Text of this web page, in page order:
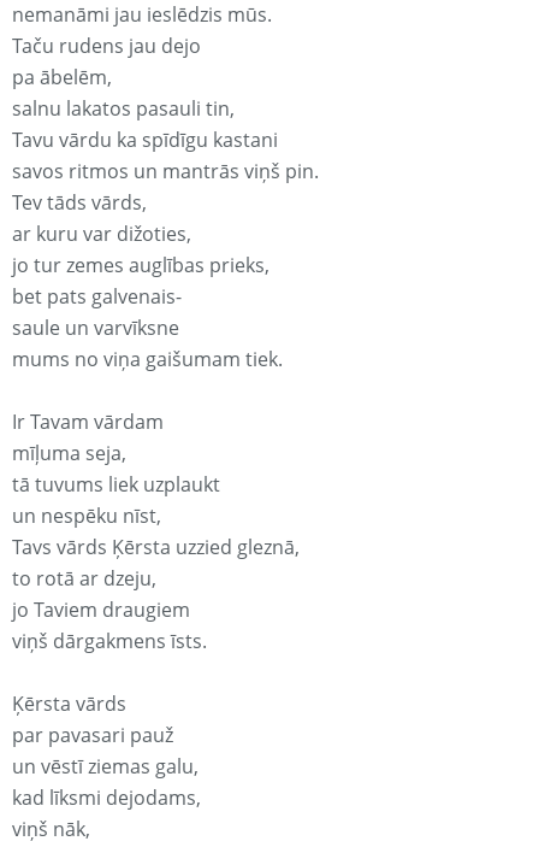
nemanāmi jau ieslēdzis mūs.
Taču rudens jau dejo
pa ābelēm,
salnu lakatos pasauli tin,
Tavu vārdu ka spīdīgu kastani
savos ritmos un mantrās viņš pin.
Tev tāds vārds,
ar kuru var dižoties,
jo tur zemes auglības prieks,
bet pats galvenais-
saule un varvīksne
mums no viņa gaišumam tiek.
Ir Tavam vārdam
mīļuma seja,
tā tuvums liek uzplaukt
un nespēku nīst,
Tavs vārds Ķērsta uzzied gleznā,
to rotā ar dzeju,
jo Taviem draugiem
viņš dārgakmens īsts.
Ķērsta vārds
par pavasari pauž
un vēstī ziemas galu,
kad līksmi dejodams,
viņš nāk,